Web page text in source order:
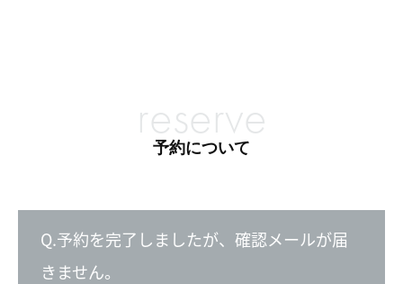
reserve
予約について
Q.予約を完了しましたが、確認メールが届
きません。